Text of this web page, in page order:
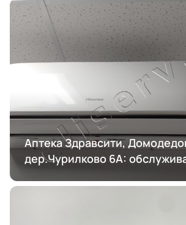
Аптека Здравсити,
дер.Чурилково 6А: